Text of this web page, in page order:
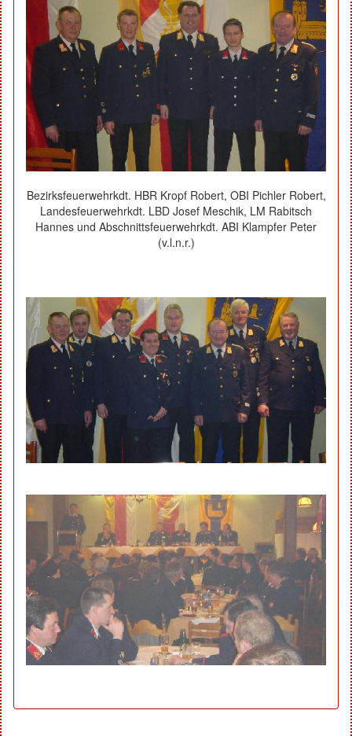
Bezirksfeuerwehrkdt. HBR Kropf Robert, OBI Pichler Robert,
Landesfeuerwehrkdt. LBD Josef Meschik, LM Rabitsch
Hannes und Abschnittsfeuerwehrkdt. ABI Klampfer Peter
(v.l.n.r.)